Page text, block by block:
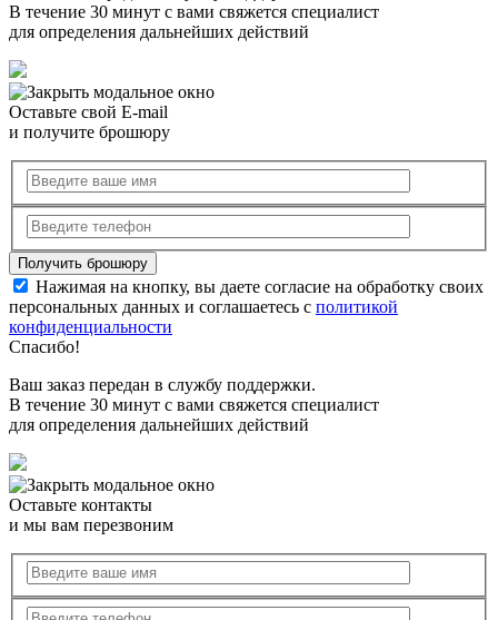
В течение 30 минут с вами свяжется специалист
для определения дальнейших действий
Оставьте свой E-mail
и получите брошюру
Нажимая на кнопку, вы даете согласие на обработку своих
персональных данных и соглашаетесь с политикой
конфиденциальности
Спасибо!
Ваш заказ передан в службу поддержки.
В течение 30 минут с вами свяжется специалист
для определения дальнейших действий
Оставьте контакты
и мы вам перезвоним